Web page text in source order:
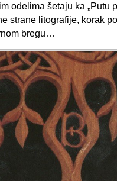
odelima šetaju ka „Putu
strane litografije, korak
bregu…